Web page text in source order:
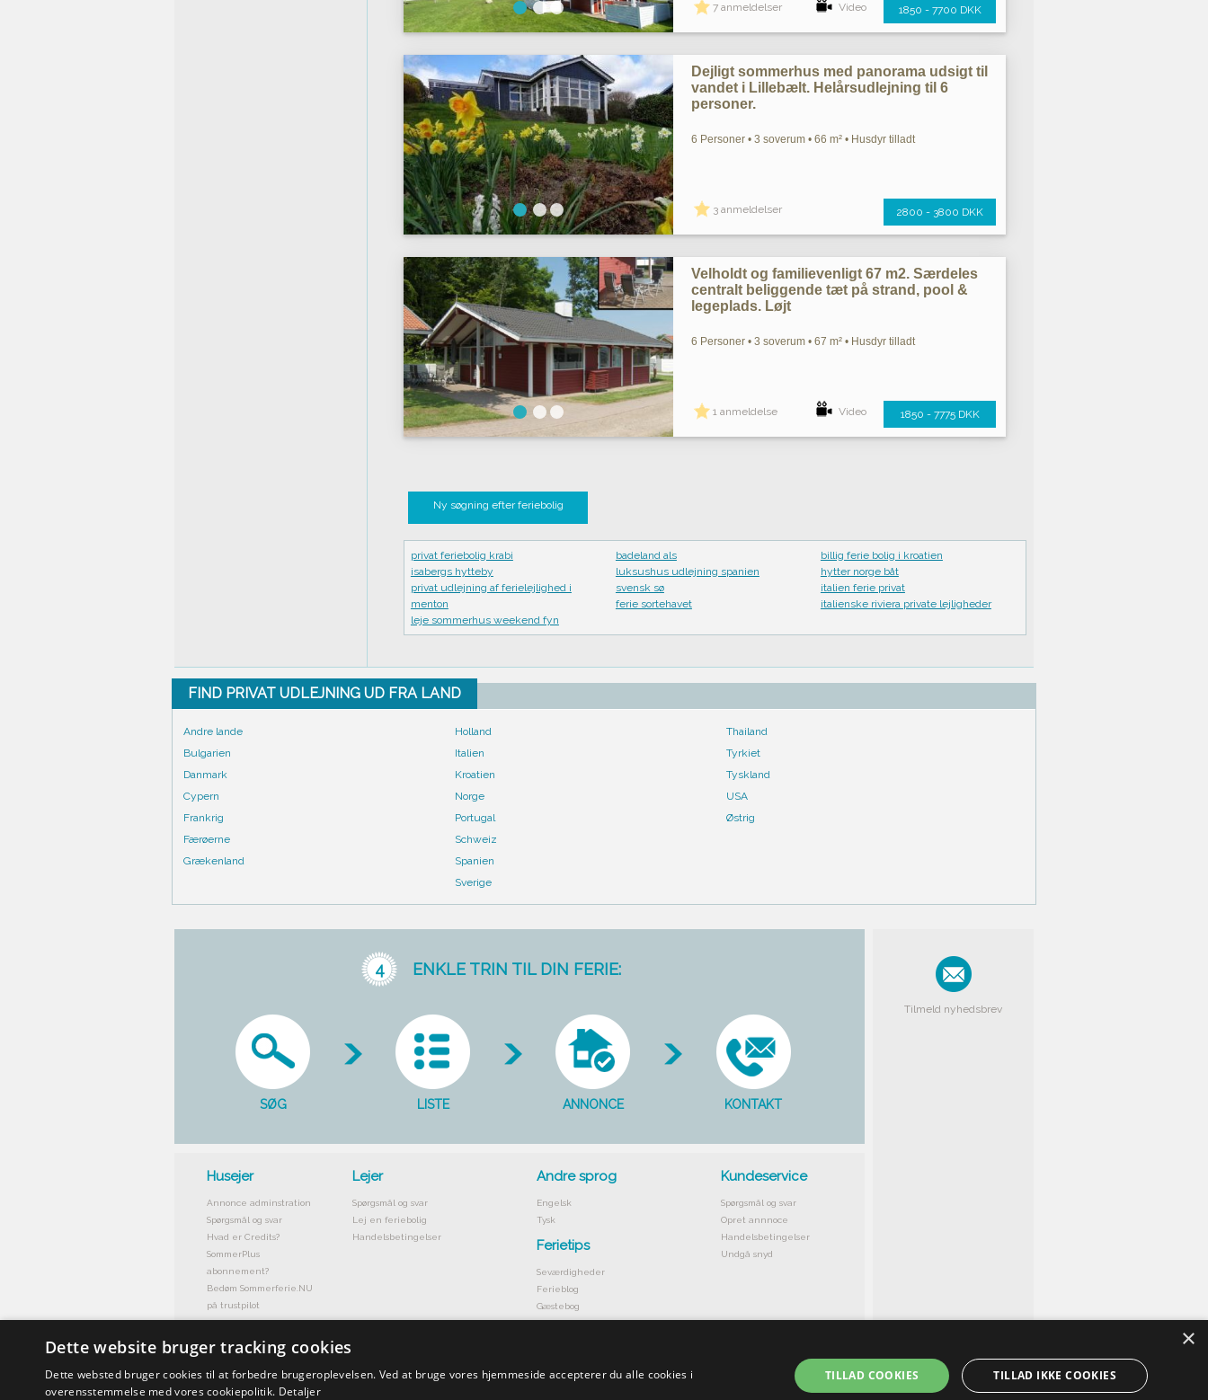
7 anmeldelser Video 1850 - 7700 DKK
Dejligt sommerhus med panorama udsigt til
vandet i Lillebælt. Helårsudlejning til 6
personer.
6 Personer • 3 soverum • 66 m² • Husdyr tilladt
3 anmeldelser 2800 - 3800 DKK
Velholdt og familievenligt 67 m2. Særdeles
centralt beliggende tæt på strand, pool &
legeplads. Løjt
6 Personer • 3 soverum • 67 m² • Husdyr tilladt
1 anmeldelse Video 1850 - 7775 DKK
Ny søgning efter feriebolig
privat feriebolig krabi
isabergs hytteby
privat udlejning af ferielejlighed i
menton
leje sommerhus weekend fyn
badeland als
luksushus udlejning spanien
svensk sø
ferie sortehavet
billig ferie bolig i kroatien
hytter norge båt
italien ferie privat
italienske riviera private lejligheder
FIND PRIVAT UDLEJNING UD FRA LAND
Andre lande
Bulgarien
Danmark
Cypern
Frankrig
Færøerne
Grækenland
Holland
Italien
Kroatien
Norge
Portugal
Schweiz
Spanien
Sverige
Thailand
Tyrkiet
Tyskland
USA
Østrig
4 ENKLE TRIN TIL DIN FERIE:
SØG LISTE ANNONCE KONTAKT
Husejer
Annonce adminstration
Spørgsmål og svar
Hvad er Credits?
SommerPlus
abonnement?
Bedøm Sommerferie.NU
på trustpilot
Lejer
Spørgsmål og svar
Lej en feriebolig
Handelsbetingelser
Andre sprog
Engelsk
Tysk
Ferietips
Seværdigheder
Ferieblog
Gæstebog
Kundeservice
Spørgsmål og svar
Opret annnoce
Handelsbetingelser
Undgå snyd
Tilmeld nyhedsbrev
×
Dette website bruger tracking cookies
Dette websted bruger cookies til at forbedre brugeroplevelsen. Ved at bruge vores hjemmeside accepterer du alle cookies i
overensstemmelse med vores cookiepolitik. Detaljer
TILLAD COOKIES TILLAD IKKE COOKIES